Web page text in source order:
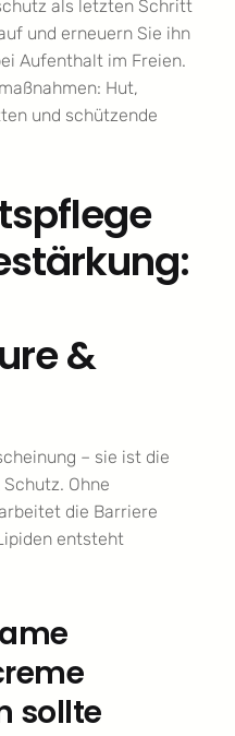
als letzten Schritt
und erneuern Sie ihn
Aufenthalt im Freien.
Hut,
und schützende
&
– sie ist die
Ohne
die Barriere
entsteht
sollte